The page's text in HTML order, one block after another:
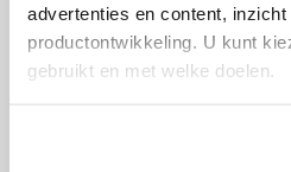
advertenties en content, inzicht
productontwikkeling. U kunt
gebruikt en met welke doelen.